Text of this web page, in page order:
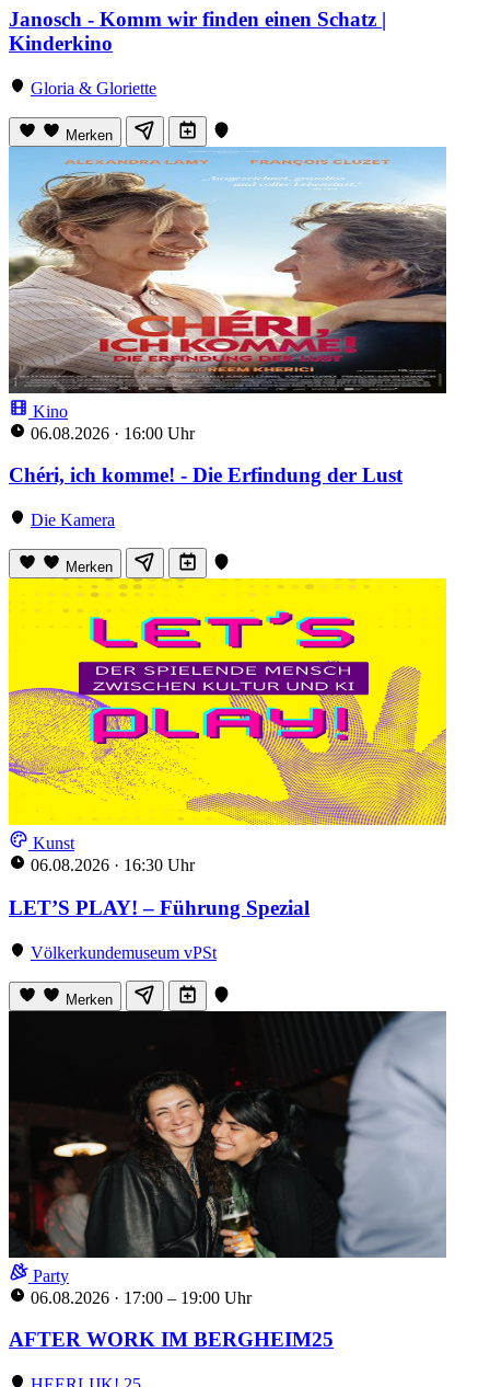
Janosch - Komm wir finden einen Schatz |
Kinderkino
Gloria & Gloriette
Merken
Kino
06.08.2026 · 16:00 Uhr
Chéri, ich komme! - Die Erfindung der Lust
Die Kamera
Merken
Kunst
06.08.2026 · 16:30 Uhr
LET’S PLAY! – Führung Spezial
Völkerkundemuseum vPSt
Merken
Party
06.08.2026 · 17:00 – 19:00 Uhr
AFTER WORK IM BERGHEIM25